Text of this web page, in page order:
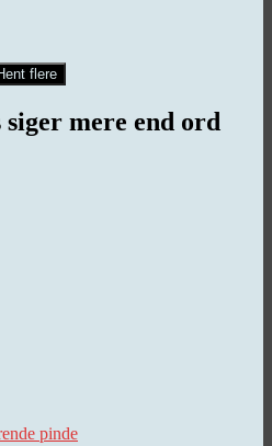
flere
mere end ord
pinde